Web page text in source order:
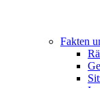
Fakten